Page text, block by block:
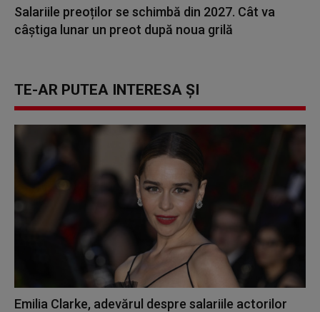
Salariile preoților se schimbă din 2027. Cât va
câștiga lunar un preot după noua grilă
TE-AR PUTEA INTERESA ȘI
Emilia Clarke, adevărul despre salariile actorilor